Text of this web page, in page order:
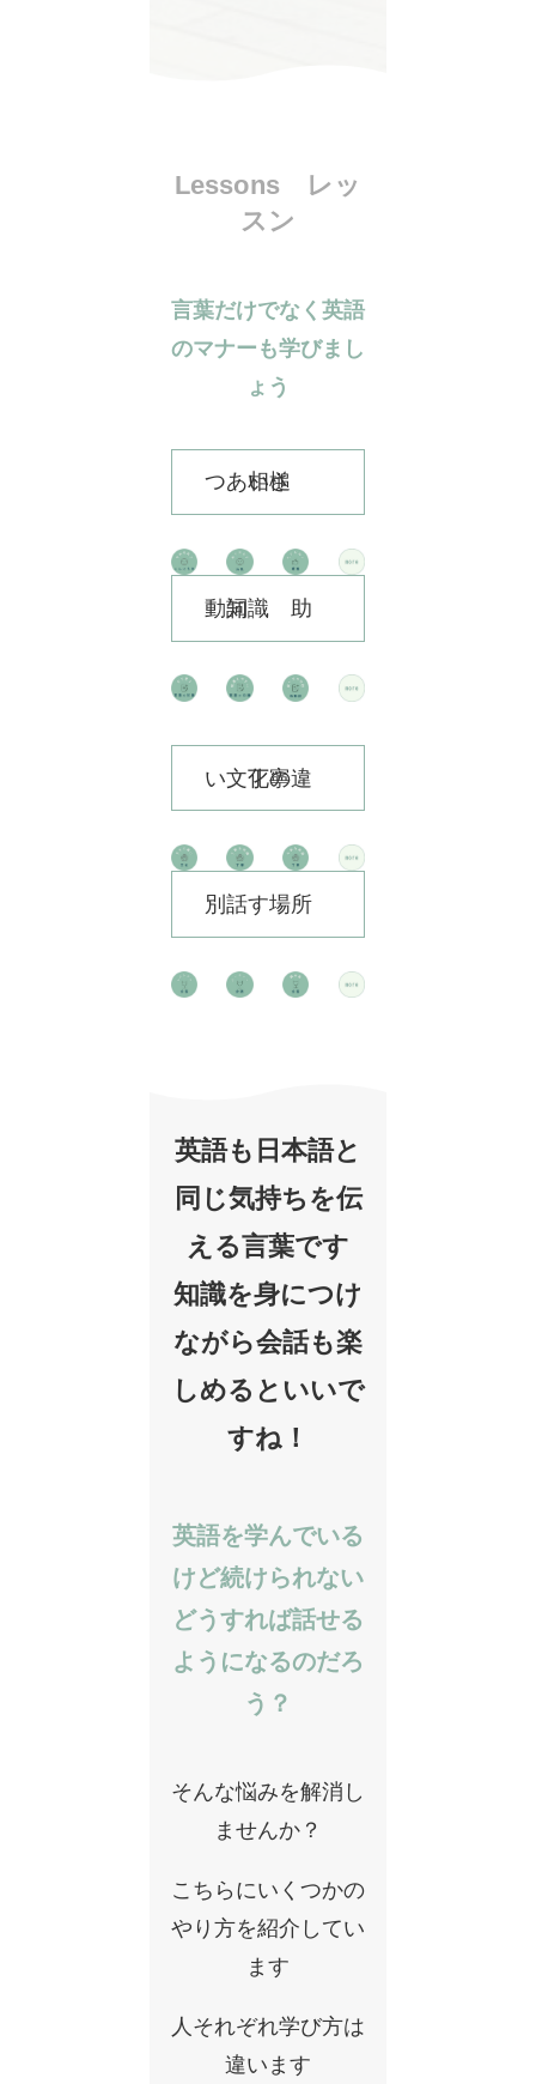
Lessons レッ
スン
言葉だけでなく英語
のマナーも学びまし
ょう
あいさつ 相槌
知識 助動詞
文化の違い 丁寧
話す場所別
英語も日本語と
同じ気持ちを伝
える言葉です
知識を身につけ
ながら会話も楽
しめるといいで
すね！
英語を学んでいる
けど続けられない
どうすれば話せる
ようになるのだろ
う？
そんな悩みを解消し
ませんか？
こちらにいくつかの
やり方を紹介してい
ます
人それぞれ学び方は
違います